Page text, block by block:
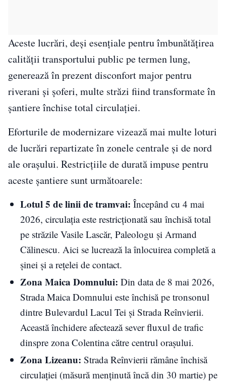
Aceste lucrări, deși esențiale pentru îmbunătățirea
calității transportului public pe termen lung,
generează în prezent disconfort major pentru
riverani și șoferi, multe străzi fiind transformate în
șantiere închise total circulației.
Eforturile de modernizare vizează mai multe loturi
de lucrări repartizate în zonele centrale și de nord
ale orașului. Restricțiile de durată impuse pentru
aceste șantiere sunt următoarele:
Lotul 5 de linii de tramvai: Începând cu 4 mai
2026, circulația este restricționată sau închisă total
pe străzile Vasile Lascăr, Paleologu și Armand
Călinescu. Aici se lucrează la înlocuirea completă a
șinei și a rețelei de contact.
Zona Maica Domnului: Din data de 8 mai 2026,
Strada Maica Domnului este închisă pe tronsonul
dintre Bulevardul Lacul Tei și Strada Reînvierii.
Această închidere afectează sever fluxul de trafic
dinspre zona Colentina către centrul orașului.
Zona Lizeanu: Strada Reînvierii rămâne închisă
circulației (măsură menținută încă din 30 martie) pe